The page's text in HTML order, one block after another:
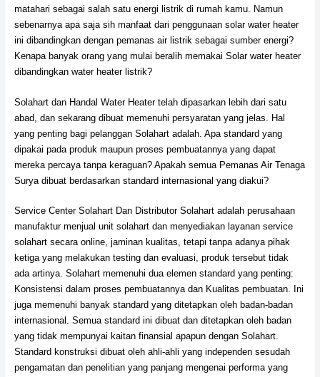
matahari sebagai salah satu energi listrik di rumah kamu. Namun
sebenarnya apa saja sih manfaat dari penggunaan solar water heater
ini dibandingkan dengan pemanas air listrik sebagai sumber energi?
Kenapa banyak orang yang mulai beralih memakai Solar water heater
dibandingkan water heater listrik?
Solahart dan Handal Water Heater telah dipasarkan lebih dari satu
abad, dan sekarang dibuat memenuhi persyaratan yang jelas. Hal
yang penting bagi pelanggan Solahart adalah. Apa standard yang
dipakai pada produk maupun proses pembuatannya yang dapat
mereka percaya tanpa keraguan? Apakah semua Pemanas Air Tenaga
Surya dibuat berdasarkan standard internasional yang diakui?
Service Center Solahart Dan Distributor Solahart adalah perusahaan
manufaktur menjual unit solahart dan menyediakan layanan service
solahart secara online, jaminan kualitas, tetapi tanpa adanya pihak
ketiga yang melakukan testing dan evaluasi, produk tersebut tidak
ada artinya. Solahart memenuhi dua elemen standard yang penting:
Konsistensi dalam proses pembuatannya dan Kualitas pembuatan. Ini
juga memenuhi banyak standard yang ditetapkan oleh badan-badan
internasional. Semua standard ini dibuat dan ditetapkan oleh badan
yang tidak mempunyai kaitan finansial apapun dengan Solahart.
Standard konstruksi dibuat oleh ahli-ahli yang independen sesudah
pengamatan dan penelitian yang panjang mengenai performa yang